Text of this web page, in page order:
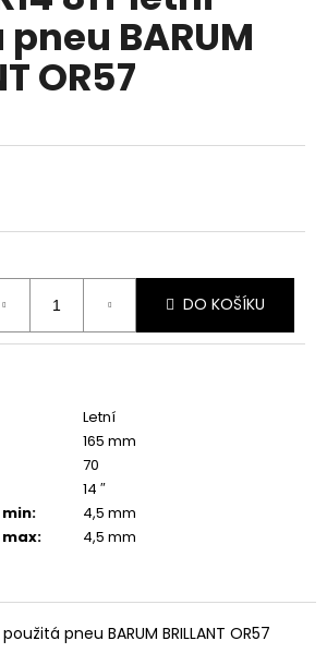
BARUM
OR57
DO KOŠÍKU
Letní
165 mm
70
14 ″
:
4,5 mm
max: 4,5 mm
pneu BARUM BRILLANT OR57